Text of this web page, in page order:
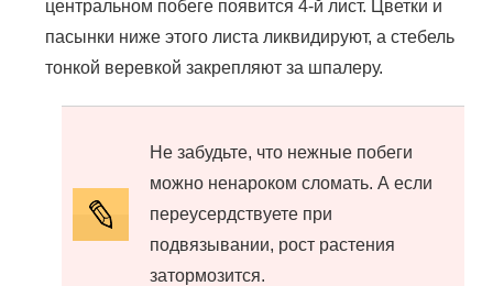
центральном побеге появится 4-й лист. Цветки и
пасынки ниже этого листа ликвидируют, а стебель
тонкой веревкой закрепляют за шпалеру.
Не забудьте, что нежные побеги
можно ненароком сломать. А если
переусердствуете при
подвязывании, рост растения
затормозится.